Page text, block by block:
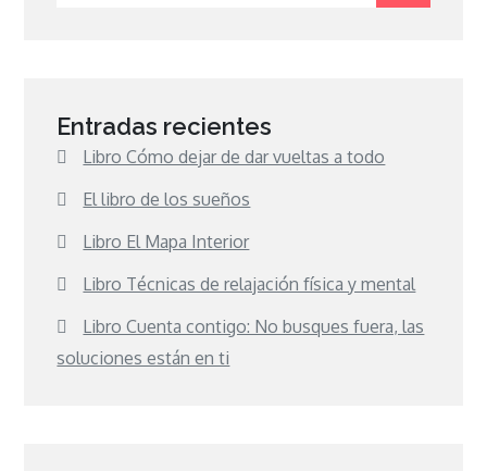
Entradas recientes
Libro Cómo dejar de dar vueltas a todo
El libro de los sueños
Libro El Mapa Interior
Libro Técnicas de relajación física y mental
Libro Cuenta contigo: No busques fuera, las
soluciones están en ti